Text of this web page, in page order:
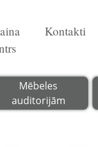
Kontakti
Mēbeles
auditorijām